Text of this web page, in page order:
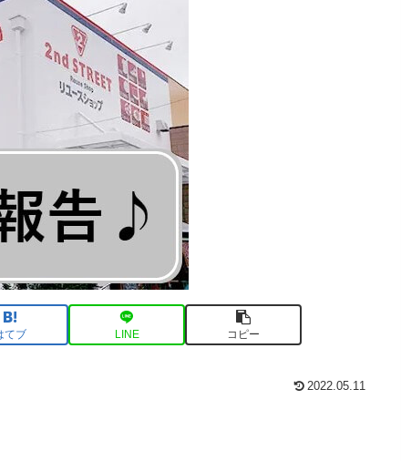
てブ LINE コピー
2022.05.11